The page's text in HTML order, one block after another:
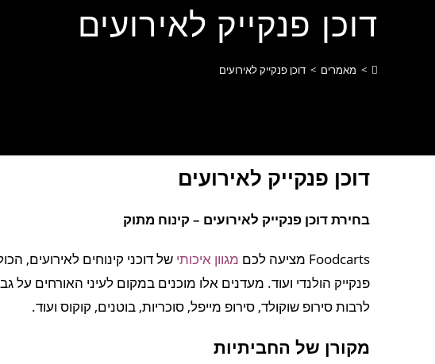
דוכן פנקייק לאירועים
> מאמרים > דוכן פנקייק לאירועים
דוכן פנקייק לאירועים
בחירת דוכן פנקייק לאירועים – קינוח מתוק
Foodcarts מציעה לכם מגוון איכותי של דוכני קינוחים לאירועים,
פנקייק הולנדי ועוד. מעדנים אלו מוכנים במקום לעיני האורחים
לרבות סירופ שוקולד, סירופ מייפל, סוכריות, בוטנים, קוקוס ועוד.
מקורן של החביתיות